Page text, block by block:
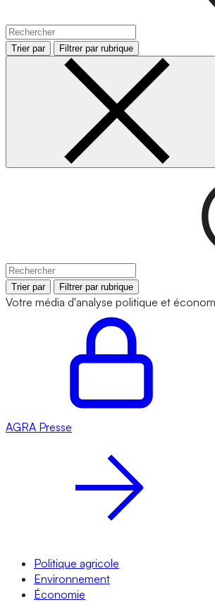
Trier par Filtrer par rubrique
Trier par Filtrer par rubrique
Votre média d'analyse politique et
AGRA Presse
Politique agricole
Environnement
Économie